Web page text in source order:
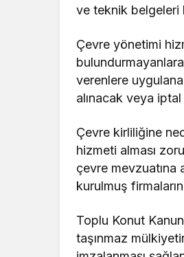
ve teknik belgeleri
Çevre yönetimi
verenlere
alınacak veya
Çevre kirliliğine
hizmeti alması
çevre mevzuatına
kurulmuş
Toplu Konut
taşınmaz